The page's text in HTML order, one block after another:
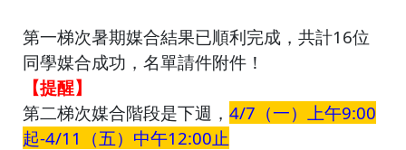
第一梯次暑期媒合結果已順利完成，共計16位
同學媒合成功，名單請件附件！
【提醒】
第二梯次媒合階段是下週， 4/7（一）上午9:00
起-4/11（五）中午12:00止